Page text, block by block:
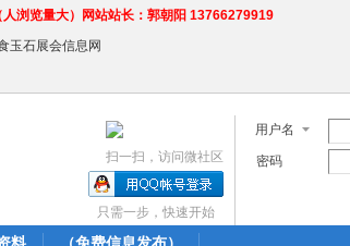
浏览量大）网站站长：郭朝阳 13766279919
玉石展会信息网
用户名
密码
扫一扫，访问微社区
只需一步，快速开始